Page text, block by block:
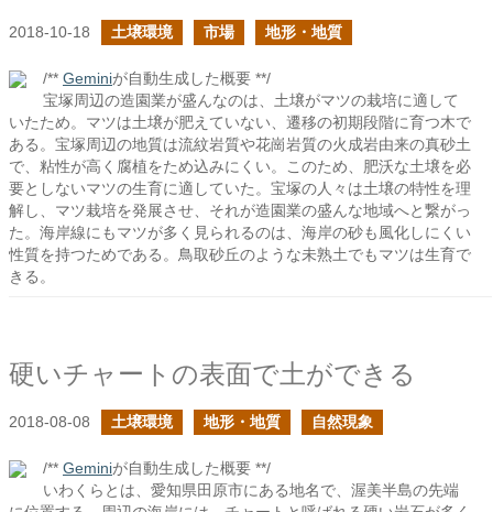
2018-10-18 土壌環境 市場 地形・地質
/** Geminiが自動生成した概要 **/
宝塚周辺の造園業が盛んなのは、土壌がマツの栽培に適して
いたため。マツは土壌が肥えていない、遷移の初期段階に育つ木で
ある。宝塚周辺の地質は流紋岩質や花崗岩質の火成岩由来の真砂土
で、粘性が高く腐植をため込みにくい。このため、肥沃な土壌を必
要としないマツの生育に適していた。宝塚の人々は土壌の特性を理
解し、マツ栽培を発展させ、それが造園業の盛んな地域へと繋がっ
た。海岸線にもマツが多く見られるのは、海岸の砂も風化しにくい
性質を持つためである。鳥取砂丘のような未熟土でもマツは生育で
きる。
硬いチャートの表面で土ができる
2018-08-08 土壌環境 地形・地質 自然現象
/** Geminiが自動生成した概要 **/
いわくらとは、愛知県田原市にある地名で、渥美半島の先端